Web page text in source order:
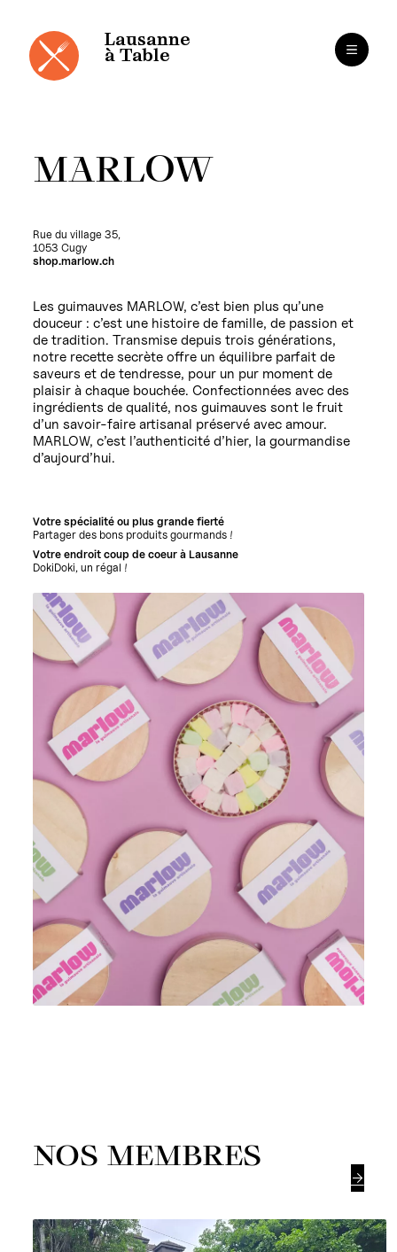
contenu
Lausanne
à Table
MARLOW
Rue du village 35,
1053 Cugy
shop.marlow.ch
Les guimauves MARLOW, c’est bien plus qu’une
douceur : c’est une histoire de famille, de passion et
de tradition. Transmise depuis trois générations,
notre recette secrète offre un équilibre parfait de
saveurs et de tendresse, pour un pur moment de
plaisir à chaque bouchée. Confectionnées avec des
ingrédients de qualité, nos guimauves sont le fruit
d’un savoir-faire artisanal préservé avec amour.
MARLOW, c’est l’authenticité d’hier, la gourmandise
d’aujourd’hui.
Votre spécialité ou plus grande fierté
Partager des bons produits gourmands !
Votre endroit coup de coeur à Lausanne
DokiDoki, un régal !
NOS MEMBRES
